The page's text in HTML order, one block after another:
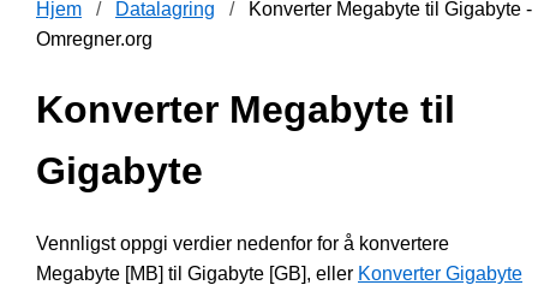
Hjem Datalagring
Konverter Megabyte til Gigabyte -
Omregner.org
Konverter Megabyte til
Gigabyte
Vennligst oppgi verdier nedenfor for å konvertere
Megabyte [MB] til Gigabyte [GB], eller Konverter Gigabyte